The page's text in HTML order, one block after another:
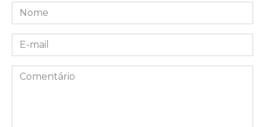
Nome
*
E-
mail
*Comentário